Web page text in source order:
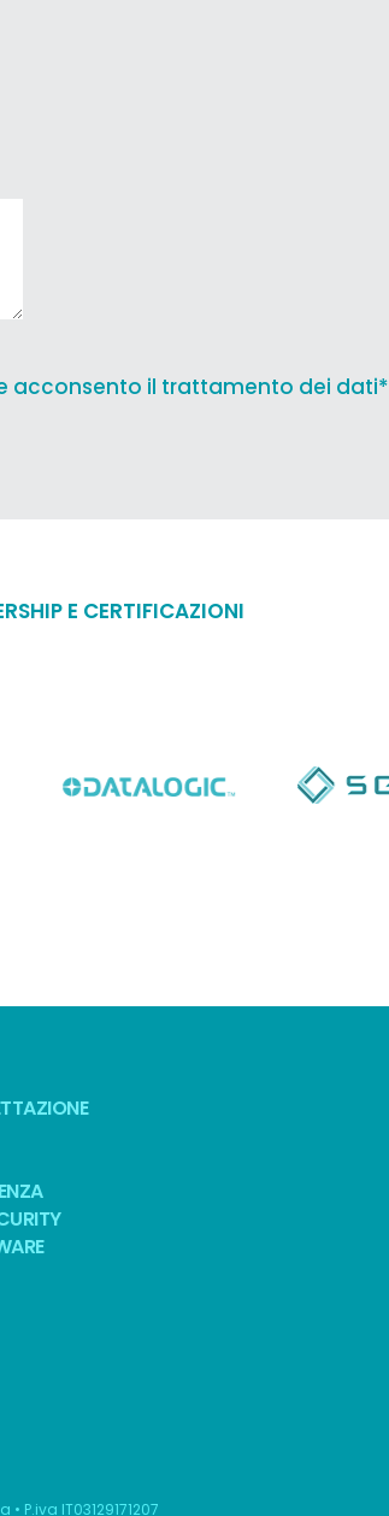
acconsento il trattamento dei dati*
E CERTIFICAZIONI
P.iva IT03129171207